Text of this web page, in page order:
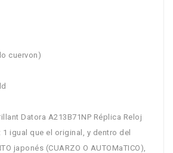
cuervon)
Datora A213B71NP Réplica Reloj
igual que el original, y dentro del
japonés (CUARZO O AUTOMaTICO),